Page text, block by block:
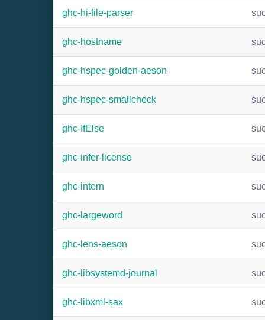
ghc-hi-file-parser
ghc-hostname
ghc-hspec-golden-aeson
ghc-hspec-smallcheck
ghc-IfElse
ghc-infer-license
ghc-intern
ghc-largeword
ghc-lens-aeson
ghc-libsystemd-journal
ghc-libxml-sax